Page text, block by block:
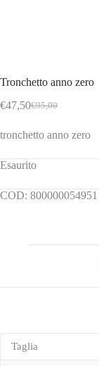
Tronchetto anno zero
€95,00
Il
originale
€95,00.
€47,50Il
attuale
€47,50.
tronchetto anno zero
Esaurito
COD: 800000054951
Taglia